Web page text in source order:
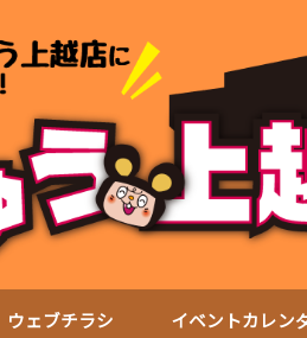
ウェブチラシ イベントカレン